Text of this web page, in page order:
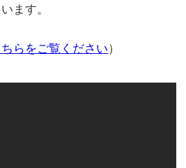
ます。
らをご覧ください）